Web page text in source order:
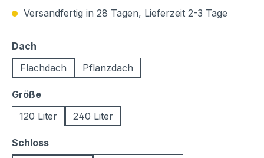
Versandfertig in 28 Tagen, Lieferzeit 2-3 Tage
Dach
Flachdach
Pflanzdach
Größeauswählen
120 Liter
240 Liter
Schlossauswählen